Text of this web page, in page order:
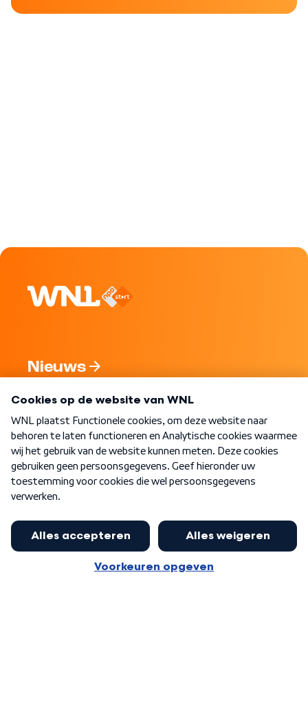
Nieuws
Nieuwsbrief
Word Lid